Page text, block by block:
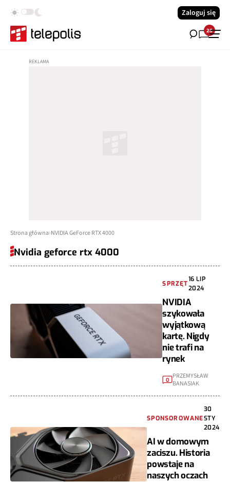
Zaloguj się
28
Strona główna NVIDIA GeForce RTX 4000
Nvidia geforce rtx 4000
SPRZĘT
16 LIP
2024
NVIDIA
szykowała
wyjątkową
kartę. Nigdy
nie trafi na
rynek
0
PRZEMYSŁAW
BANASIAK
SPONSOROWANE
30
STY
2024
AI w domowym
zaciszu. Historia
powstaje na
naszych oczach